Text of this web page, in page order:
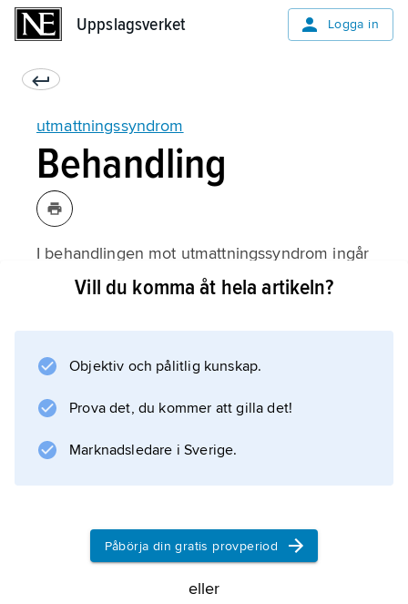
Uppslagsverket Logga in
utmattningssyndrom
Behandling
I behandlingen mot utmattningssyndrom ingår
åtgärder mot identifierade stressfaktorer,
exempelvis stresshantering, sömnskola,
psykoterapi individuellt eller i grupp, samt
läkemedel har en omtvistad roll och påverkar
Information om artikeln
Vill du komma åt hela artikeln?
Objektiv och pålitlig kunskap.
Prova det, du kommer att gilla det!
Marknadsledare i Sverige.
Påbörja din gratis provperiod
eller